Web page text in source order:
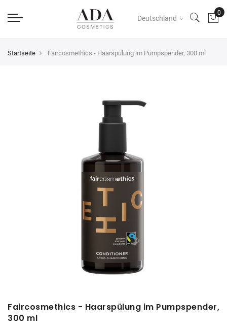
Deutschland
Startseite Faircosmethics - Haarspülung im Pumpspender, 300 ml
Faircosmethics - Haarspülung im Pumpspender,
300 ml